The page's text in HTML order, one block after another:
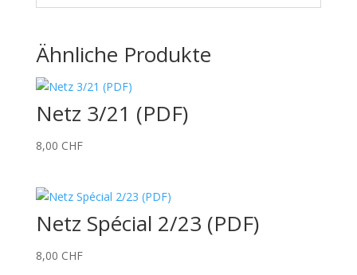
Ähnliche Produkte
Netz 3/21 (PDF)
8,00 CHF
Netz Spécial 2/23 (PDF)
8,00 CHF